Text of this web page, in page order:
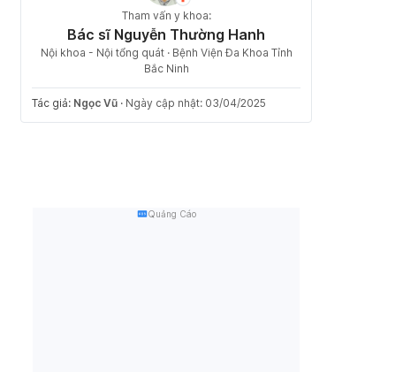
Tham vấn y khoa:
Bác sĩ Nguyễn Thường Hanh
Nội khoa - Nội tổng quát · Bệnh Viện Đa Khoa Tỉnh
Bắc Ninh
Tác giả: Ngọc Vũ · Ngày cập nhật: 03/04/2025
Quảng Cáo